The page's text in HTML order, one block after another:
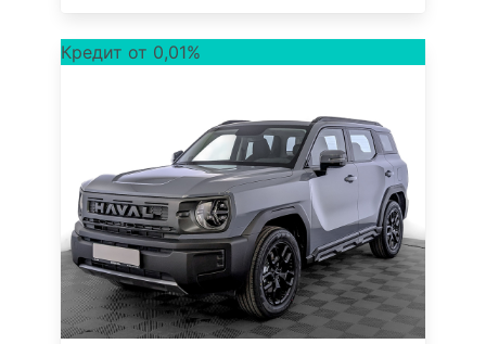
Кредит от 0,01%